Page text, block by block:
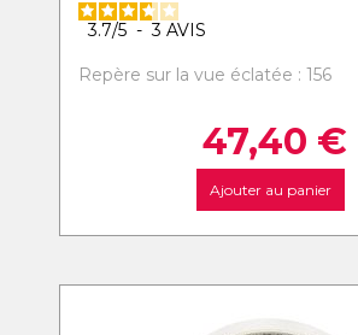
3.7/5 - 3 AVIS
Repère sur la vue éclatée : 156
47,40 €
Ajouter au panier